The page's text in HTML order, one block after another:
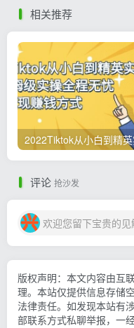
相关推荐
评论 抢沙发
欢迎您留下宝贵的见
版权声明：本文内容由互
理。本站仅提供信息存储
法律责任。如发现本站有
部联系方式私聊举报，一